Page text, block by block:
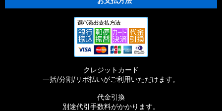
クレジットカード
一括/分割/リボ払いがご利用いただけます。
代金引換
別途代引手数料がかかります。